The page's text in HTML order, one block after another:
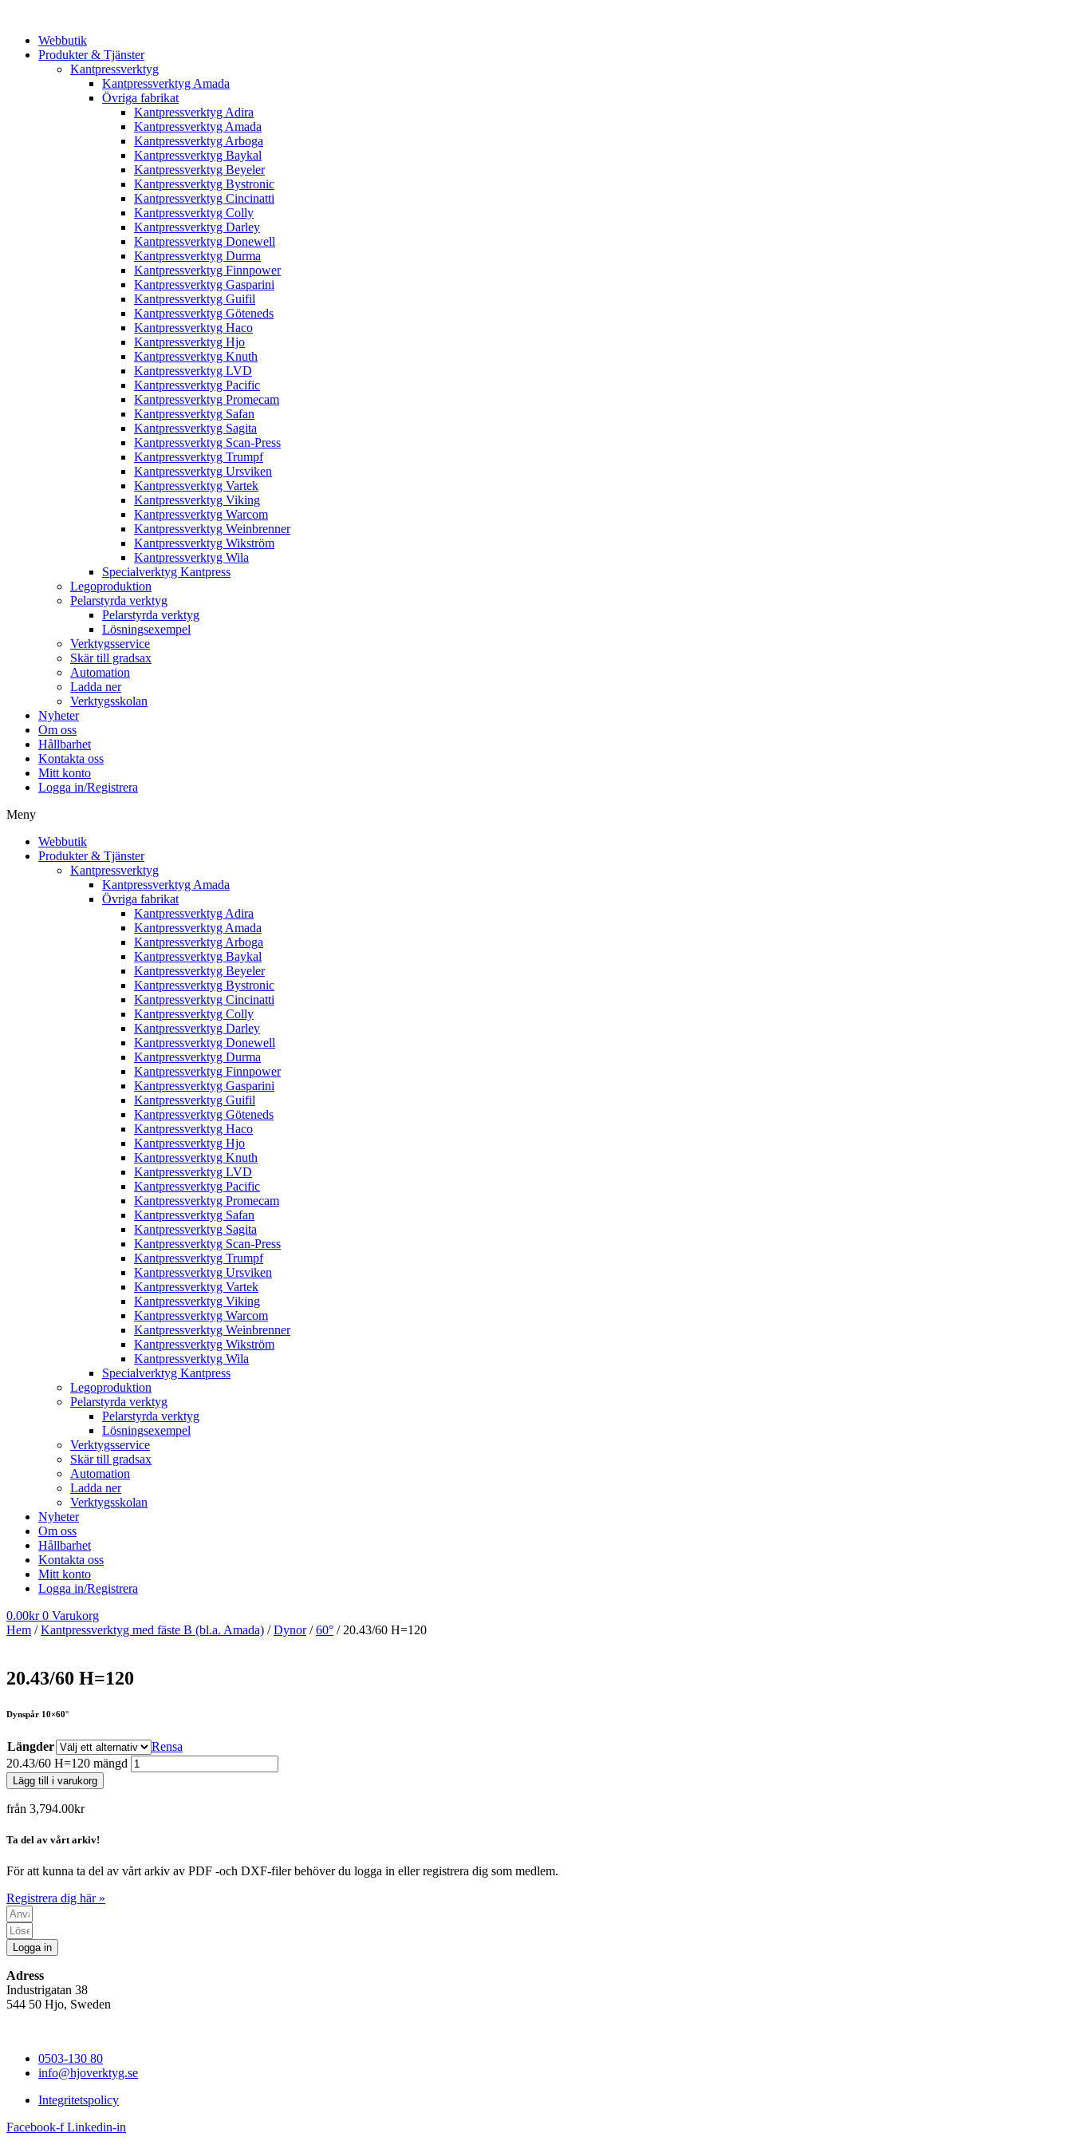
Webbutik
Produkter & Tjänster
Kantpressverktyg
Kantpressverktyg Amada
Övriga fabrikat
Kantpressverktyg Adira
Kantpressverktyg Amada
Kantpressverktyg Arboga
Kantpressverktyg Baykal
Kantpressverktyg Beyeler
Kantpressverktyg Bystronic
Kantpressverktyg Cincinatti
Kantpressverktyg Colly
Kantpressverktyg Darley
Kantpressverktyg Donewell
Kantpressverktyg Durma
Kantpressverktyg Finnpower
Kantpressverktyg Gasparini
Kantpressverktyg Guifil
Kantpressverktyg Göteneds
Kantpressverktyg Haco
Kantpressverktyg Hjo
Kantpressverktyg Knuth
Kantpressverktyg LVD
Kantpressverktyg Pacific
Kantpressverktyg Promecam
Kantpressverktyg Safan
Kantpressverktyg Sagita
Kantpressverktyg Scan-Press
Kantpressverktyg Trumpf
Kantpressverktyg Ursviken
Kantpressverktyg Vartek
Kantpressverktyg Viking
Kantpressverktyg Warcom
Kantpressverktyg Weinbrenner
Kantpressverktyg Wikström
Kantpressverktyg Wila
Specialverktyg Kantpress
Legoproduktion
Pelarstyrda verktyg
Pelarstyrda verktyg
Lösningsexempel
Verktygsservice
Skär till gradsax
Automation
Ladda ner
Verktygsskolan
Nyheter
Om oss
Hållbarhet
Kontakta oss
Mitt konto
Logga in/Registrera
Meny
Webbutik
Produkter & Tjänster
Kantpressverktyg
Kantpressverktyg Amada
Övriga fabrikat
Kantpressverktyg Adira
Kantpressverktyg Amada
Kantpressverktyg Arboga
Kantpressverktyg Baykal
Kantpressverktyg Beyeler
Kantpressverktyg Bystronic
Kantpressverktyg Cincinatti
Kantpressverktyg Colly
Kantpressverktyg Darley
Kantpressverktyg Donewell
Kantpressverktyg Durma
Kantpressverktyg Finnpower
Kantpressverktyg Gasparini
Kantpressverktyg Guifil
Kantpressverktyg Göteneds
Kantpressverktyg Haco
Kantpressverktyg Hjo
Kantpressverktyg Knuth
Kantpressverktyg LVD
Kantpressverktyg Pacific
Kantpressverktyg Promecam
Kantpressverktyg Safan
Kantpressverktyg Sagita
Kantpressverktyg Scan-Press
Kantpressverktyg Trumpf
Kantpressverktyg Ursviken
Kantpressverktyg Vartek
Kantpressverktyg Viking
Kantpressverktyg Warcom
Kantpressverktyg Weinbrenner
Kantpressverktyg Wikström
Kantpressverktyg Wila
Specialverktyg Kantpress
Legoproduktion
Pelarstyrda verktyg
Pelarstyrda verktyg
Lösningsexempel
Verktygsservice
Skär till gradsax
Automation
Ladda ner
Verktygsskolan
Nyheter
Om oss
Hållbarhet
Kontakta oss
Mitt konto
Logga in/Registrera
0.00kr 0 Varukorg
Hem /Kantpressverktyg med fäste B (bl.a. Amada) /Dynor/60° / 20.43/60 H=120
20.43/60 H=120
Dynspår 10×60°
Längder
Rensa
20.43/60 H=120 mängd
Lägg till i varukorg
från 3,794.00kr
Ta del av vårt arkiv!
För att kunna ta del av vårt arkiv av PDF -och DXF-filer behöver du logga in eller registrera dig som medlem.
Registrera dig här »
Logga in
Adress
Industrigatan 38
544 50 Hjo, Sweden
0503-130 80
info@hjoverktyg.se
Integritetspolicy
Facebook-f Linkedin-in